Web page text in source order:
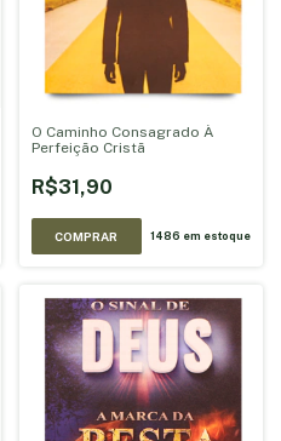
O Caminho Consagrado À
Perfeição Cristã
R$31,90
1486 em estoque